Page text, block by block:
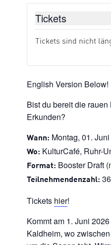
Tickets
Tickets sind nicht
English Version Below!
Bist du bereit die
Erkunden?
Wann: Montag, 01.
Wo: KulturCafé, Ruhr-
Format: Booster Draft
Teilnehmendenzahl:
Tickets hier!
Kommt am 1. Juni
Kaldheim, wo